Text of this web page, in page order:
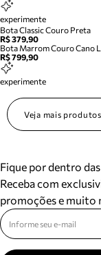
experimente
Bota Classic Couro Preta
R$ 379,90
Bota Marrom Couro Cano
R$ 799,90
experimente
Veja mais produtos
Fique por dentro
Receba com
promoções e muito